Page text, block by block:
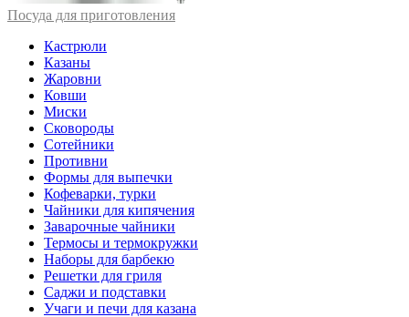
Посуда для приготовления
Кастрюли
Казаны
Жаровни
Ковши
Миски
Сковороды
Сотейники
Противни
Формы для выпечки
Кофеварки, турки
Чайники для кипячения
Заварочные чайники
Термосы и термокружки
Наборы для барбекю
Решетки для гриля
Саджи и подставки
Учаги и печи для казана